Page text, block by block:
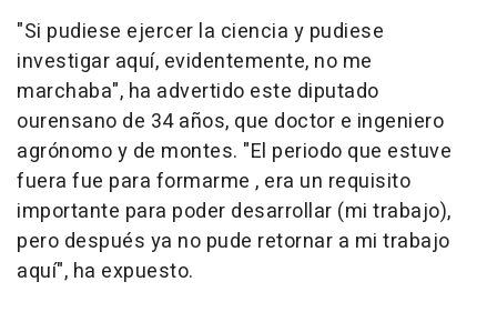
"Si pudiese ejercer la ciencia y pudiese
investigar aquí, evidentemente, no me
marchaba", ha advertido este diputado
ourensano de 34 años, que doctor e ingeniero
agrónomo y de montes. "El periodo que estuve
fuera fue para formarme , era un requisito
importante para poder desarrollar (mi trabajo),
pero después ya no pude retornar a mi trabajo
aquí", ha expuesto.